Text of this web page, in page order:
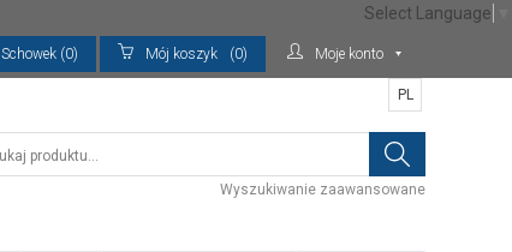
Schowek (0) Mój koszyk (0) Moje konto
Wyszukiwanie zaawansowane
PL
Select Language